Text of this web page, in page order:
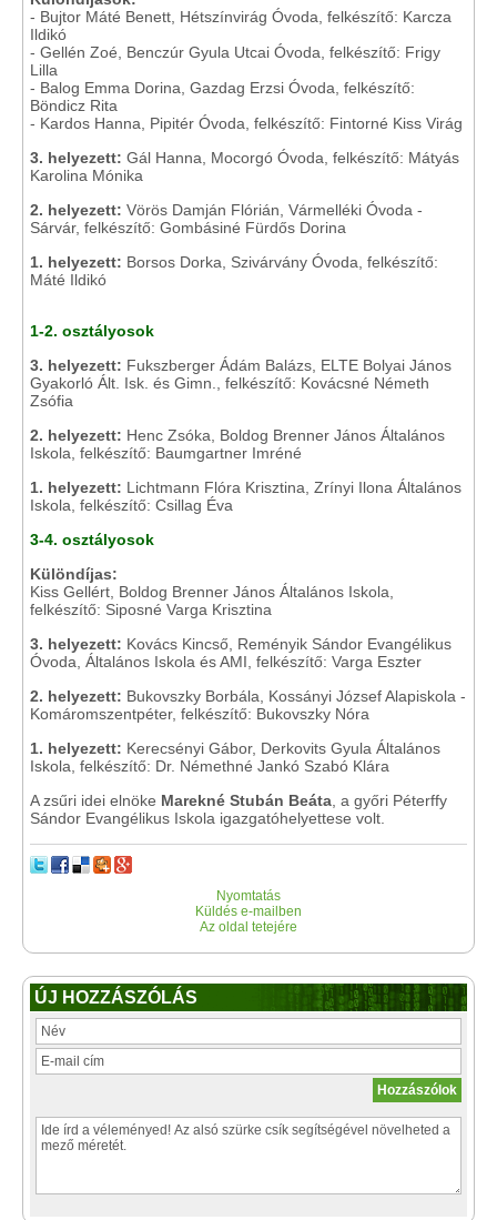
- Bujtor Máté Benett, Hétszínvirág Óvoda, felkészítő: Karcza
Ildikó
- Gellén Zoé, Benczúr Gyula Utcai Óvoda, felkészítő: Frigy
Lilla
- Balog Emma Dorina, Gazdag Erzsi Óvoda, felkészítő:
Böndicz Rita
- Kardos Hanna, Pipitér Óvoda, felkészítő: Fintorné Kiss Virág
3. helyezett: Gál Hanna, Mocorgó Óvoda, felkészítő: Mátyás
Karolina Mónika
2. helyezett: Vörös Damján Flórián, Vármelléki Óvoda -
Sárvár, felkészítő: Gombásiné Fürdős Dorina
1. helyezett: Borsos Dorka, Szivárvány Óvoda, felkészítő:
Máté Ildikó
1-2. osztályosok
3. helyezett: Fukszberger Ádám Balázs, ELTE Bolyai János
Gyakorló Ált. Isk. és Gimn., felkészítő: Kovácsné Németh
Zsófia
2. helyezett: Henc Zsóka, Boldog Brenner János Általános
Iskola, felkészítő: Baumgartner Imréné
1. helyezett: Lichtmann Flóra Krisztina, Zrínyi Ilona Általános
Iskola, felkészítő: Csillag Éva
3-4. osztályosok
Különdíjas:
Kiss Gellért, Boldog Brenner János Általános Iskola,
felkészítő: Siposné Varga Krisztina
3. helyezett: Kovács Kincső, Reményik Sándor Evangélikus
Óvoda, Általános Iskola és AMI, felkészítő: Varga Eszter
2. helyezett: Bukovszky Borbála, Kossányi József Alapiskola -
Komáromszentpéter, felkészítő: Bukovszky Nóra
1. helyezett: Kerecsényi Gábor, Derkovits Gyula Általános
Iskola, felkészítő: Dr. Némethné Jankó Szabó Klára
A zsűri idei elnöke Marekné Stubán Beáta , a győri Péterffy
Sándor Evangélikus Iskola igazgatóhelyettese volt.
Nyomtatás
Küldés e-mailben
Az oldal tetejére
ÚJ HOZZÁSZÓLÁS